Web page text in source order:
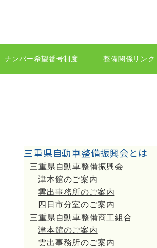
ナンバー希望番号制度 整備関係リンク
三重県自動車整備振興会とは
三重県自動車整備振興会
津本館のご案内
雲出事務所のご案内
四日市分室のご案内
三重県自動車整備商工組合
津本館のご案内
雲出事務所のご案内